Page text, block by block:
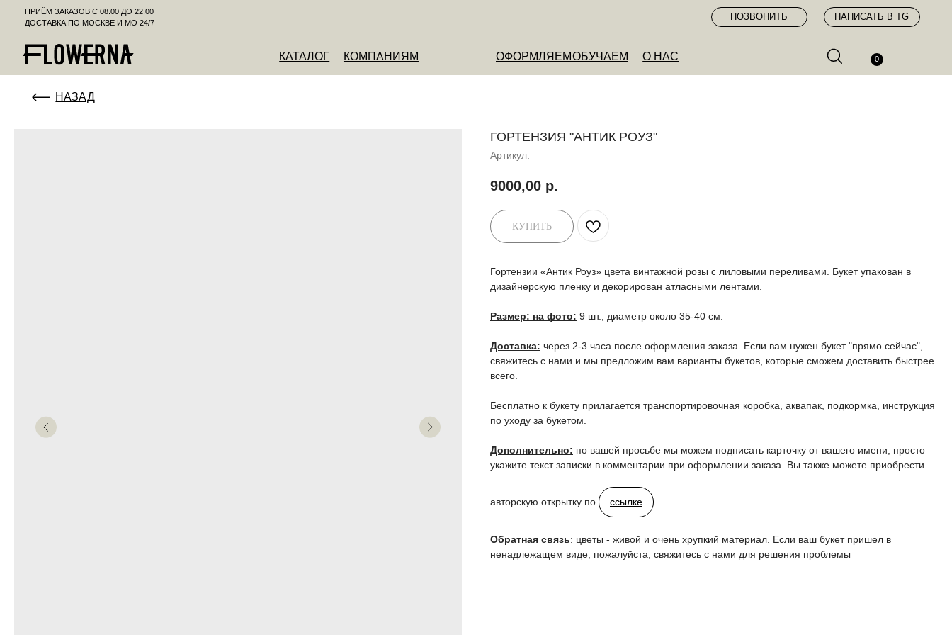
О НАС
КОМПАНИЯМ
КАТАЛОГ ОФОРМЛЯЕМ ОБУЧАЕМ
НАПИСАТЬ В TG
ПРИЁМ ЗАКАЗОВ С 08.00 ДО 22.00
ДОСТАВКА ПО МОСКВЕ И МО 24/7
ГОРТЕНЗИЯ "АНТИК РОУЗ"
Артикул:
9000,00 р.
КУПИТЬ
Гортензии «Антик Роуз» цвета винтажной розы с лиловыми переливами. Букет упакован в
дизайнерскую пленку и декорирован атласными лентами.
Размер: на фото: 9 шт., диаметр около 35-40 см.
Доставка: через 2-3 часа после оформления заказа. Если вам нужен букет "прямо сейчас",
свяжитесь с нами и мы предложим вам варианты букетов, которые сможем доставить быстрее
всего.
Бесплатно к букету прилагается транспортировочная коробка, аквапак, подкормка, инструкция
по уходу за букетом.
Дополнительно: по вашей просьбе мы можем подписать карточку от вашего имени, просто
укажите текст записки в комментарии при оформлении заказа. Вы также можете приобрести
авторскую открытку по ссылке
Обратная связь: цветы - живой и очень хрупкий материал. Если ваш букет пришел в
ненадлежащем виде, пожалуйста, свяжитесь с нами для решения проблемы